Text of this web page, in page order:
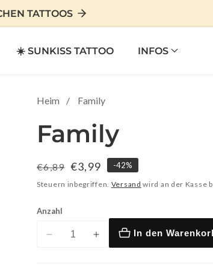
TATTOOS
☀️ SUNKISS TATTOO INFOS
Heim Family
Family
Normaler
Preis
€6,89 Verkaufspreis
€3,99 -42%
Steuern inbegriffen. Versand wird an der Kasse
Anzahl
Verringere
Erhöhe
In den